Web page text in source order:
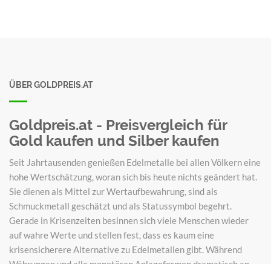
ÜBER GOLDPREIS.AT
Goldpreis.at - Preisvergleich für
Gold kaufen und Silber kaufen
Seit Jahrtausenden genießen Edelmetalle bei allen Völkern eine
hohe Wertschätzung, woran sich bis heute nichts geändert hat.
Sie dienen als Mittel zur Wertaufbewahrung, sind als
Schmuckmetall geschätzt und als Statussymbol begehrt.
Gerade in Krisenzeiten besinnen sich viele Menschen wieder
auf wahre Werte und stellen fest, dass es kaum eine
krisensicherere Alternative zu Edelmetallen gibt. Während